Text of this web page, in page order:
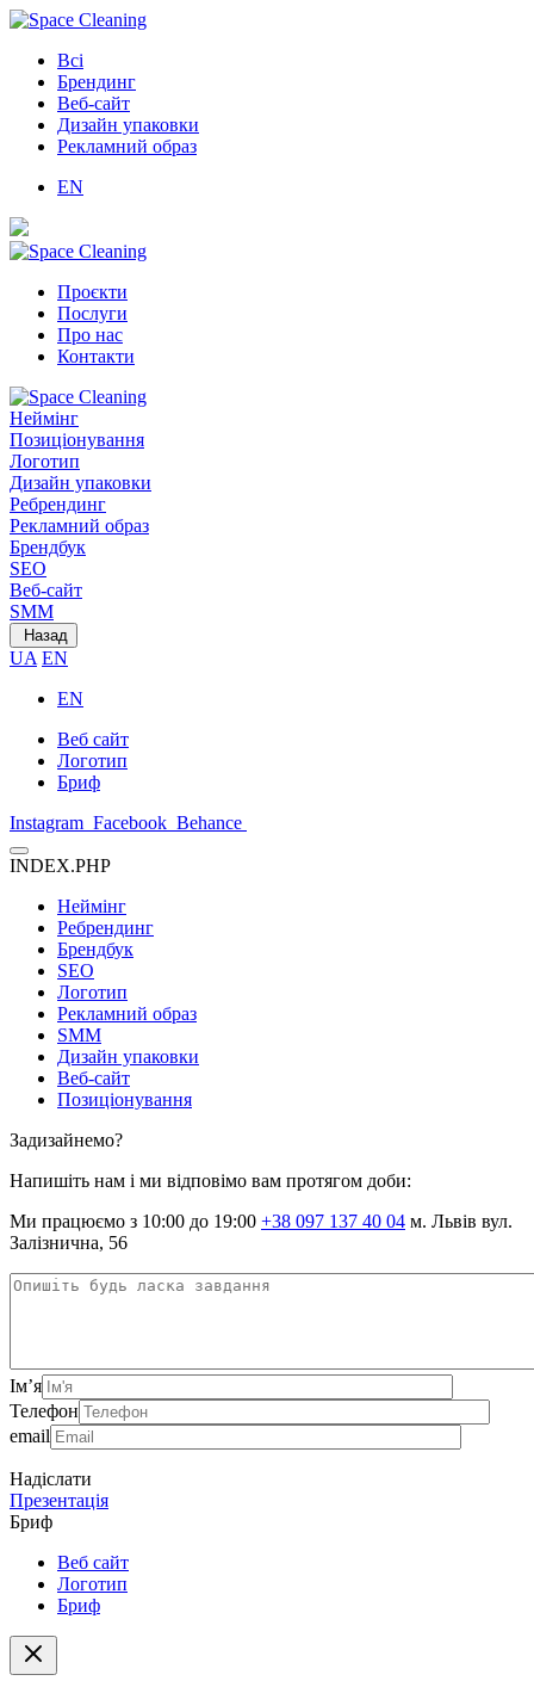
Всі
Брендинг
Веб-сайт
Дизайн упаковки
Рекламний образ
EN
Проєкти
Послуги
Про нас
Контакти
Неймінг
Позиціонування
Логотип
Дизайн упаковки
Ребрендинг
Рекламний образ
Брендбук
SEO
Веб-сайт
SMM
Назад
UA EN
EN
Веб сайт
Логотип
Бриф
Instagram Facebook Behance
INDEX.PHP
Неймінг
Ребрендинг
Брендбук
SEO
Логотип
Рекламний образ
SMM
Дизайн упаковки
Веб-сайт
Позиціонування
Задизайнемо?
Напишіть нам і ми відповімо вам протягом доби:
Ми працюємо з 10:00 до 19:00 +38 097 137 40 04 м. Львів вул.
Залізнична, 56
Ім’я
Телефон
email
Надіслати
Презентація
Бриф
Веб сайт
Логотип
Бриф